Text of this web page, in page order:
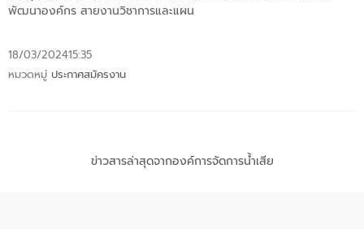
พัฒนาองค์กร สายงานวิชาการและแผน
18/03/202415:35
หมวดหมู่ ประกาศสมัครงาน
ข่าวสารล่าสุดจากองค์การจัดการน้ำเสีย